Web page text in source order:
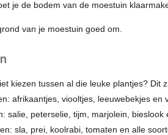
je de bodem van de moestuin
van je moestuin goed om.
kiezen tussen al die leuke plantjes? Dit
afrikaantjes, viooltjes, leeuwebekjes en
salie, peterselie, tijm, marjolein, bieslook
sla, prei, koolrabi, tomaten en alle